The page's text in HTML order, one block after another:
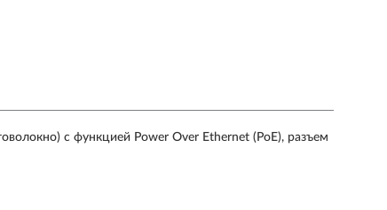
с функцией Power Over Ethernet (PoE), разъем